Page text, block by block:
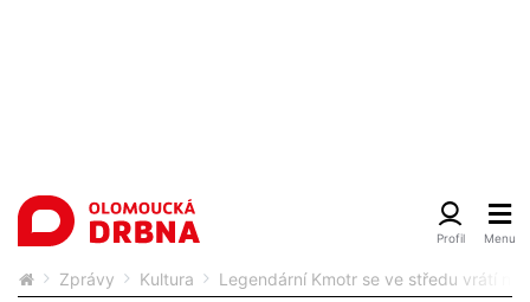
Zprávy Kultura Legendární Kmotr se ve středu vrátí